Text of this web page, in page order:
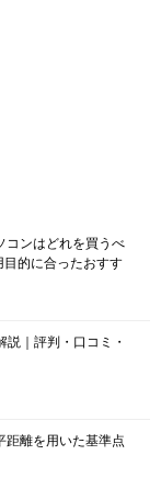
コンはどれを買うべ
目的に合ったおすす
｜評判・口コミ・
距離を用いた基準点